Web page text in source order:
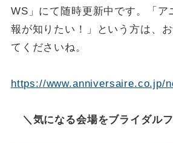
WS」にて随時更新中です。「ア
報が知りたい！」という方は、
てくださいね。
https://www.anniversaire.co.jp/
＼気になる会場をブライダル